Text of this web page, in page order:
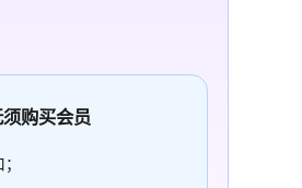
购买会员